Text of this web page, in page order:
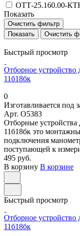
ОТТ-25.160.00-
Показать
Очистить фильтр
Очистить
Быстрый просмотр
Отборное
11б18бк
0
Изготавливается под
Арт. O5383
Отборные
11б18бк это
подключения
поступающей к
495 руб.
В корзину В корзине
Быстрый просмотр
Отборное
11б18бк